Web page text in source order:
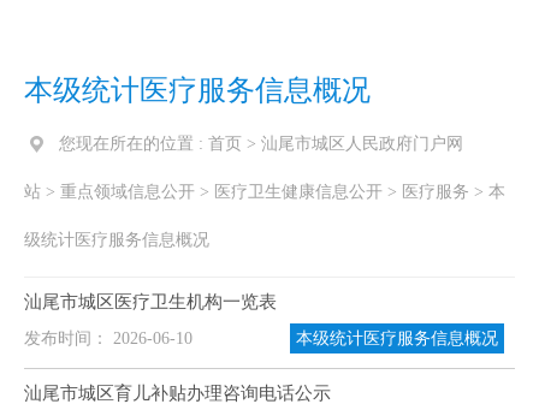
本级统计医疗服务信息概况
您现在所在的位置 : 首页 > 汕尾市城区人民政府门户网
站 > 重点领域信息公开 > 医疗卫生健康信息公开 > 医疗服务 > 本
级统计医疗服务信息概况
汕尾市城区医疗卫生机构一览表
发布时间： 2026-06-10 本级统计医疗服务信息概况
汕尾市城区育儿补贴办理咨询电话公示